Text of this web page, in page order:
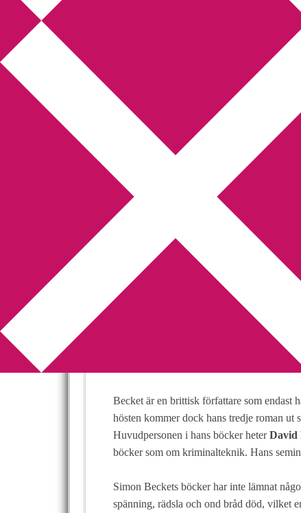
Annikas
Författarfemman
Gästinlägg Bokbloggsjerka
You are here:Home Bokmässa
Bokmässa 24 –
Leave a Comment
Becket är en brittisk författare som endast
hösten kommer dock hans tredje roman ut
Huvudpersonen i hans böcker heterDavid
böcker som om kriminalteknik. Hans
Simon Beckets böcker har inte lämnat
spänning, rädsla och ond bråd död, vilket